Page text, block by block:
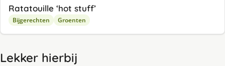
Ratatouille ‘hot stuff’
Bijgerechten Groenten
Lekker hierbij